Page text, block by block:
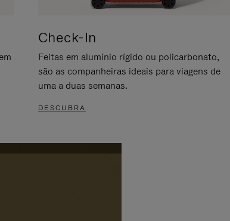
Check-In
Feitas em alumínio rígido ou policarbonato,
são as companheiras ideais para viagens de
uma a duas semanas.
DESCUBRA